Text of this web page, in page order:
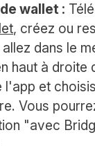
wallet :
, créez ou
dans le
haut à droite
l'app et
Vous
"avec